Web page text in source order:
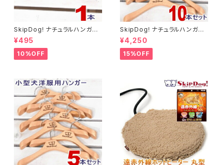
SkipDog! ナチュラルハンガー
1本
¥495
10%OFF
SkipDog! ナチュラルハンガー
10本セット
¥4,250
15%OFF